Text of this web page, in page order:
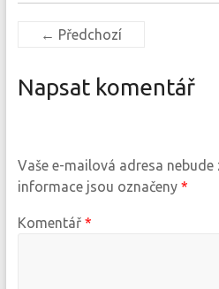
← Předchozí
Napsat komentář
Vaše e-mailová adresa nebude
informace jsou označeny *
Komentář *